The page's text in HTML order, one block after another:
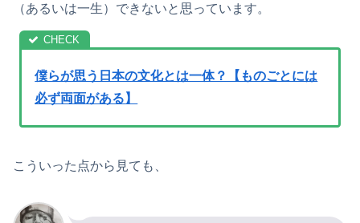
（あるいは一生）できないと思っています。
僕らが思う日本の文化とは一体？【ものごとには
必ず両面がある】
こういった点から見ても、